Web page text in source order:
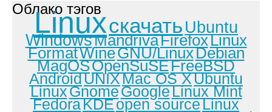
Облако тэгов
Linuxскачать Ubuntu
WindowsMandrivaFirefoxLinux
FormatWineGNU/LinuxDebian
MagOSOpenSuSEFreeBSD
AndroidUNIXMac OS XUbuntu
LinuxGnomeGoogleLinux Mint
FedoraKDEopen sourceLinux